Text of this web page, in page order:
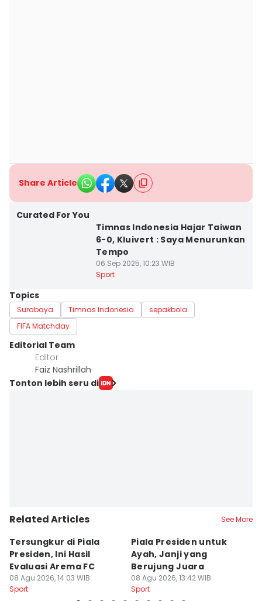
Share Article
Curated For You
Timnas Indonesia Hajar Taiwan
6-0, Kluivert : Saya Menurunkan
Tempo
06 Sep 2025, 10:23 WIB
Sport
Topics
Surabaya Timnas Indonesia
sepakbola
FIFA Matchday
Editorial Team
Editor
Faiz Nashrillah
Tonton lebih seru di
Related Articles See More
Tersungkur di Piala
Presiden, Ini Hasil
Evaluasi Arema FC
08 Agu 2026, 14:03 WIB
Sport
Piala Presiden untuk
Ayah, Janji yang
Berujung Juara
08 Agu 2026, 13:42 WIB
Sport